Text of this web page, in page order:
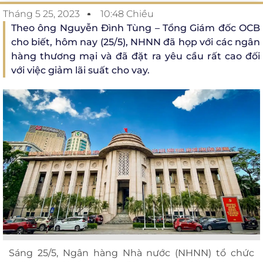
Tháng 5 25, 2023
10:48 Chiều
Theo ông Nguyễn Đình Tùng – Tổng Giám đốc OCB
cho biết, hôm nay (25/5), NHNN đã họp với các ngân
hàng thương mại và đã đặt ra yêu cầu rất cao đối
với việc giảm lãi suất cho vay.
Sáng 25/5, Ngân hàng Nhà nước (NHNN) tổ chức